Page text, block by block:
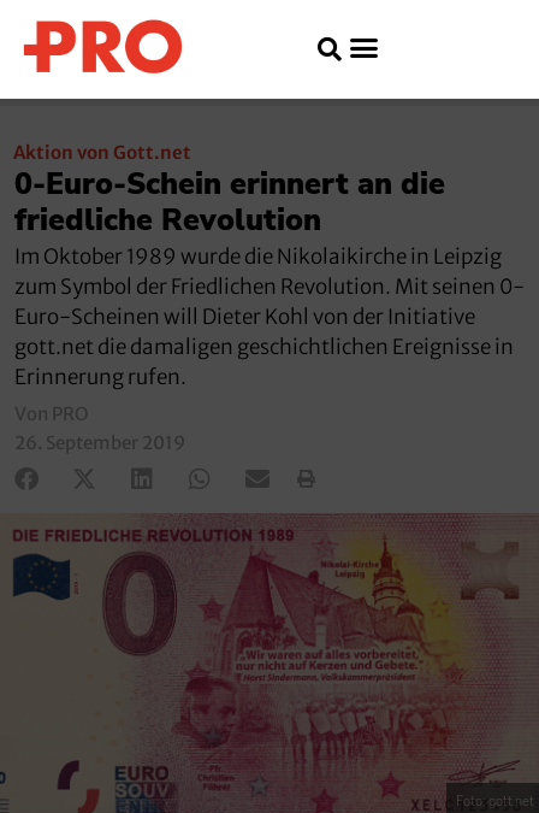
Aktion von Gott.net
0-Euro-Schein erinnert an die
friedliche Revolution
Im Oktober 1989 wurde die Nikolaikirche in Leipzig
zum Symbol der Friedlichen Revolution. Mit seinen 0-
Euro-Scheinen will Dieter Kohl von der Initiative
gott.net die damaligen geschichtlichen Ereignisse in
Erinnerung rufen.
Von PRO
26. September 2019
Foto: gott.net